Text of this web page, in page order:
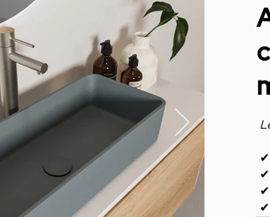
✔
✔
✔
✔